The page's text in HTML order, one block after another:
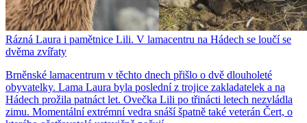
Rázná Laura i pamětnice Lili. V lamacentru na Hádech se loučí se
dvěma zvířaty
Brněnské lamacentrum v těchto dnech přišlo o dvě dlouholeté
obyvatelky. Lama Laura byla poslední z trojice zakladatelek a na
Hádech prožila patnáct let. Ovečka Lili po třinácti letech nezvládla
zimu. Momentální extrémní vedra snáší špatně také veterán Čert, o